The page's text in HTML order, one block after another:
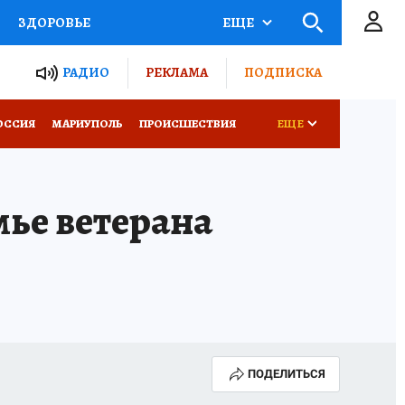
ЗДОРОВЬЕ
РОССИИ
ЕЩЕ
РАДИО РЕКЛАМА ПОДПИСКА
МАРИУПОЛЬ ПРОИСШЕСТВИЯ ЕЩЕ
ветерана
ПОДЕЛИТЬСЯ